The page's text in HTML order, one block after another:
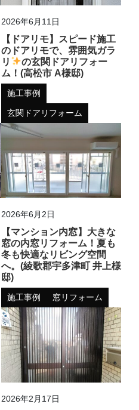
2026年6月11日
【ドアリモ】スピード施工
のドアリモで、雰囲気ガラ
リ
の玄関ドアリフォー
ム！(高松市 A様邸)
施工事例
玄関ドアリフォーム
2026年6月2日
【マンション内窓】大きな
窓の内窓リフォーム！夏も
冬も快適なリビング空間
へ。(綾歌郡宇多津町 井上様
邸)
施工事例 窓リフォーム
2026年2月17日